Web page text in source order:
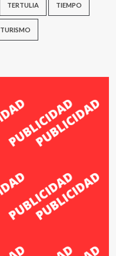
TERTULIA TIEMPO
TURISMO